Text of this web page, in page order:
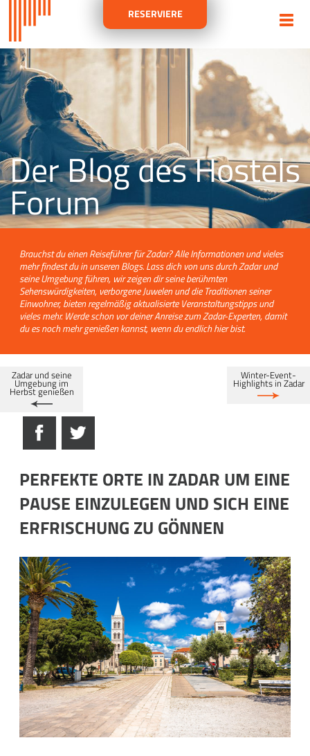
RESERVIERE
Der Blog des Hostels
Forum
Brauchst du einen Reiseführer für Zadar? Alle Informationen und vieles
mehr findest du in unseren Blogs. Lass dich von uns durch Zadar und
seine Umgebung führen, wir zeigen dir seine berühmten
Sehenswürdigkeiten, verborgene Juwelen und die Traditionen seiner
Einwohner, bieten regelmäßig aktualisierte Veranstaltungstipps und
vieles mehr. Werde schon vor deiner Anreise zum Zadar-Experten, damit
du es noch mehr genießen kannst, wenn du endlich hier bist.
Zadar und seine
Umgebung im
Herbst genießen
Winter-Event-
Highlights in Zadar
PERFEKTE ORTE IN ZADAR UM EINE
PAUSE EINZULEGEN UND SICH EINE
ERFRISCHUNG ZU GÖNNEN